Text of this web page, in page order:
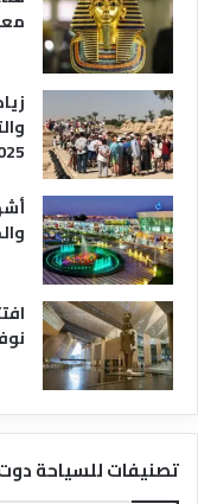
تصنيفات للسياحة